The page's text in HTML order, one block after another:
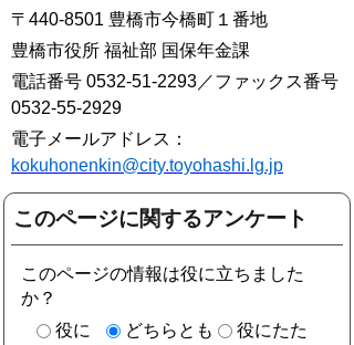
〒440-8501 豊橋市今橋町１番地
豊橋市役所 福祉部 国保年金課
電話番号 0532-51-2293／ファックス番号
0532-55-2929
電子メールアドレス：
kokuhonenkin@city.toyohashi.lg.jp
このページに関するアンケート
このページの情報は役に立ちました
か？
役に
どちらとも
役にたた